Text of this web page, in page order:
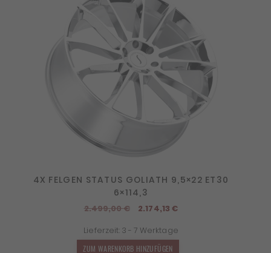
4X FELGEN STATUS GOLIATH 9,5×22 ET30
6×114,3
2.499,00€
Ursprünglicher
war:
2.499,00 €
2.174,13€Aktueller
ist:
Lieferzeit: 3 - 7 Werktage
ZUM WARENKORB HINZUFÜGEN